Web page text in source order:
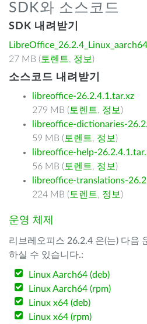
SDK와 소스코드
SDK 내려받기
27 MB ( 토렌트, 정보 )
소스코드 내려받기
libreoffice-26.2.4.1.tar.xz
279 MB ( 토렌트, 정보 )
libreoffice-dictionaries-
59 MB ( 토렌트, 정보 )
libreoffice-help-
56 MB ( 토렌트, 정보 )
libreoffice-translations-
224 MB ( 토렌트, 정보 )
운영 체제
리브레오피스 26.2.4 은(는) 다음
하실 수 있습니다.:
Linux Aarch64 (deb)
Linux Aarch64 (rpm)
Linux x64 (deb)
Linux x64 (rpm)